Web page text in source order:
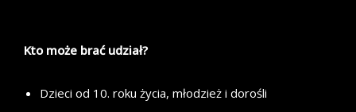
Kto może brać udział?
Dzieci od 10. roku życia, młodzież i dorośli